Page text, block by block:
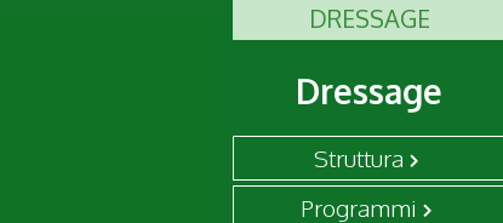
DRESSAGE
Dressage
Struttura
Programmi